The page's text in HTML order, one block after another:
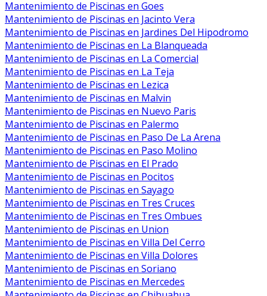
Mantenimiento de Piscinas en Goes
Mantenimiento de Piscinas en Jacinto Vera
Mantenimiento de Piscinas en Jardines Del Hipodromo
Mantenimiento de Piscinas en La Blanqueada
Mantenimiento de Piscinas en La Comercial
Mantenimiento de Piscinas en La Teja
Mantenimiento de Piscinas en Lezica
Mantenimiento de Piscinas en Malvin
Mantenimiento de Piscinas en Nuevo Paris
Mantenimiento de Piscinas en Palermo
Mantenimiento de Piscinas en Paso De La Arena
Mantenimiento de Piscinas en Paso Molino
Mantenimiento de Piscinas en El Prado
Mantenimiento de Piscinas en Pocitos
Mantenimiento de Piscinas en Sayago
Mantenimiento de Piscinas en Tres Cruces
Mantenimiento de Piscinas en Tres Ombues
Mantenimiento de Piscinas en Union
Mantenimiento de Piscinas en Villa Del Cerro
Mantenimiento de Piscinas en Villa Dolores
Mantenimiento de Piscinas en Soriano
Mantenimiento de Piscinas en Mercedes